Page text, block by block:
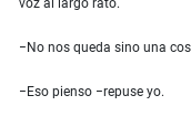
voz al largo rato.
−No nos queda sino una
−Eso pienso −repuse yo.